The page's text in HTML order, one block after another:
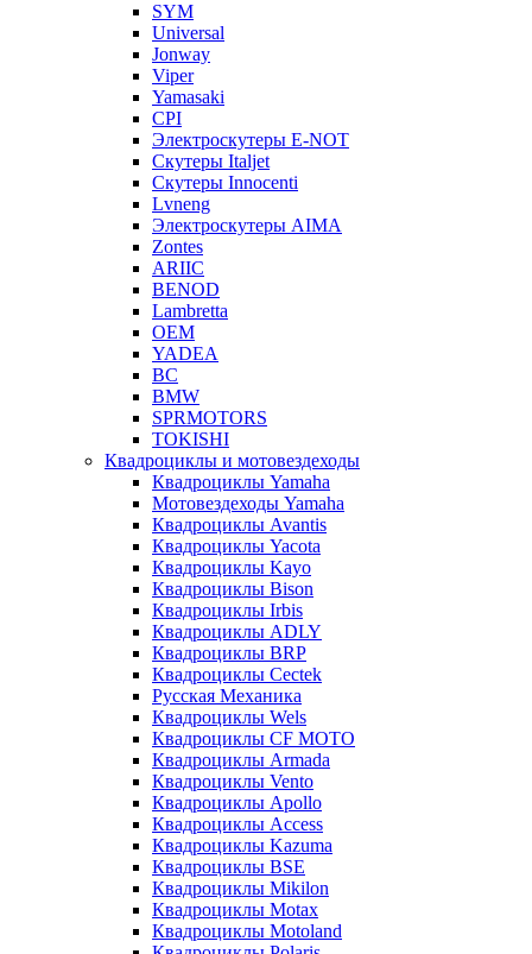
SYM
Universal
Jonway
Viper
Yamasaki
CPI
Электроскутеры E-NOT
Скутеры Italjet
Скутеры Innocenti
Lvneng
Электроскутеры AIMA
Zontes
ARIIC
BENOD
Lambretta
OEM
YADEA
BC
BMW
SPRMOTORS
TOKISHI
Квадроциклы и мотовездеходы
Квадроциклы Yamaha
Мотовездеходы Yamaha
Квадроциклы Avantis
Квадроциклы Yacota
Квадроциклы Kayo
Квадроциклы Bison
Квадроциклы Irbis
Квадроциклы ADLY
Квадроциклы BRP
Квадроциклы Cectek
Русская Механика
Квадроциклы Wels
Квадроциклы CF MOTO
Квадроциклы Armada
Квадроциклы Vento
Квадроциклы Apollo
Квадроциклы Access
Квадроциклы Kazuma
Квадроциклы BSE
Квадроциклы Mikilon
Квадроциклы Motax
Квадроциклы Motoland